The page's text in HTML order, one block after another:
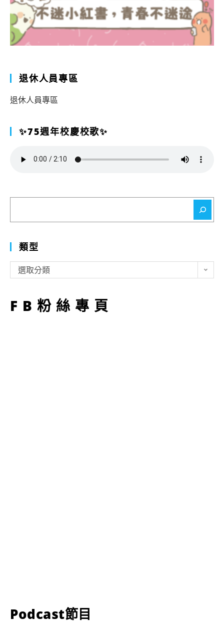
退休人員專區
退休人員專區
✨75週年校慶校歌✨
類型
型
選取分類
FB粉絲專頁
Podcast節目